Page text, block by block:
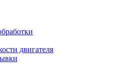
двигателя